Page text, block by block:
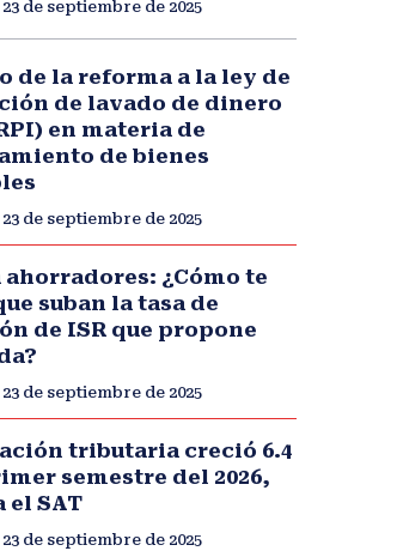
23 de septiembre de 2025
de la reforma a la ley de
de lavado de dinero
en materia de
de bienes
23 de septiembre de 2025
ahorradores: ¿Cómo te
suban la tasa de
de ISR que propone
23 de septiembre de 2025
tributaria creció 6.4
semestre del 2026,
el SAT
23 de septiembre de 2025